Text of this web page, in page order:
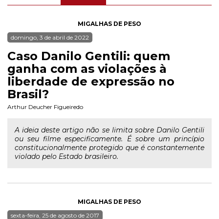
MIGALHAS DE PESO
domingo, 3 de abril de 2022
Caso Danilo Gentili: quem
ganha com as violações à
liberdade de expressão no
Brasil?
Arthur Deucher Figueiredo
A ideia deste artigo não se limita sobre Danilo Gentili
ou seu filme especificamente. É sobre um princípio
constitucionalmente protegido que é constantemente
violado pelo Estado brasileiro.
MIGALHAS DE PESO
sexta-feira, 25 de agosto de 2017